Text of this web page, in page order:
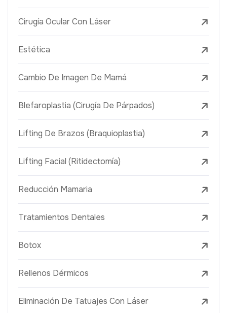
Cirugía Ocular Con Láser
Estética
Cambio De Imagen De Mamá
Blefaroplastia (Cirugía De Párpados)
Lifting De Brazos (Braquioplastia)
Lifting Facial (Ritidectomía)
Reducción Mamaria
Tratamientos Dentales
Botox
Rellenos Dérmicos
Eliminación De Tatuajes Con Láser